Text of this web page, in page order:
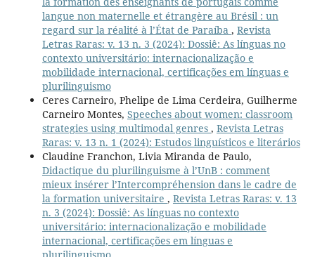
langue non maternelle et étrangère au Brésil : un
regard sur la réalité à l’État de Paraíba , Revista
Letras Raras: v. 13 n. 3 (2024): Dossiê: As línguas no
contexto universitário: internacionalização e
mobilidade internacional, certificações em línguas e
plurilinguismo
Ceres Carneiro, Phelipe de Lima Cerdeira, Guilherme
Carneiro Montes, Speeches about women: classroom
strategies using multimodal genres , Revista Letras
Raras: v. 13 n. 1 (2024): Estudos linguísticos e literários
Claudine Franchon, Livia Miranda de Paulo,
Didactique du plurilinguisme à l’UnB : comment
mieux insérer l’Intercompréhension dans le cadre de
la formation universitaire , Revista Letras Raras: v. 13
n. 3 (2024): Dossiê: As línguas no contexto
universitário: internacionalização e mobilidade
internacional, certificações em línguas e